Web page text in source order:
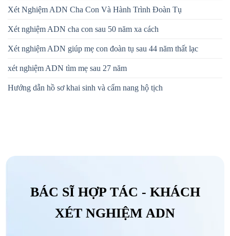
Xét Nghiệm ADN Cha Con Và Hành Trình Đoàn Tụ
Xét nghiệm ADN cha con sau 50 năm xa cách
Xét nghiệm ADN giúp mẹ con đoàn tụ sau 44 năm thất lạc
xét nghiệm ADN tìm mẹ sau 27 năm
Hướng dẫn hồ sơ khai sinh và cẩm nang hộ tịch
BÁC SĨ HỢP TÁC - KHÁCH
XÉT NGHIỆM ADN